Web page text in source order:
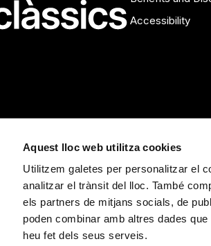
Aquest lloc web utilitza cookies
Utilitzem galetes per personalitzar el
analitzar el trànsit del lloc. També
els partners de mitjans socials, de
poden combinar amb altres dades
heu fet dels seus serveis.
Accessibility